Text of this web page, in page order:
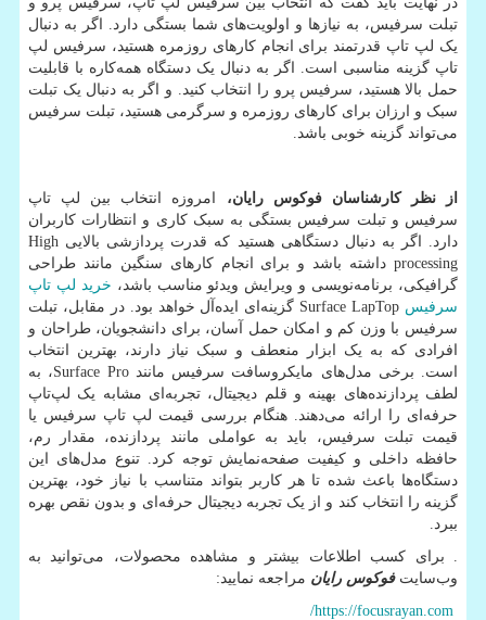
تبلت سرفیس، به نیازها و اولویت‌های شما بستگی دارد. اگر به دنبال
یک لپ تاپ قدرتمند برای انجام کارهای روزمره هستید، سرفیس لپ
تاپ گزینه مناسبی است. اگر به دنبال یک دستگاه همه‌کاره با قابلیت
حمل بالا هستید، سرفیس پرو را انتخاب کنید. و اگر به دنبال یک تبلت
سبک و ارزان برای کارهای روزمره و سرگرمی هستید، تبلت سرفیس
می‌تواند گزینه خوبی باشد.
از نظر کارشناسان فوکوس رایان،
امروزه انتخاب بین لپ تاپ
سرفیس و تبلت سرفیس بستگی به سبک کاری و انتظارات کاربران
دارد. اگر به دنبال دستگاهی هستید که قدرت پردازشی بالایی High
processing داشته باشد و برای انجام کارهای سنگین مانند طراحی
گرافیکی، برنامه‌نویسی و ویرایش ویدئو مناسب باشد، خرید لپ تاپ
سرفیس Surface LapTop گزینه‌ای ایده‌آل خواهد بود. در مقابل، تبلت
سرفیس با وزن کم و امکان حمل آسان، برای دانشجویان، طراحان و
افرادی که به یک ابزار منعطف و سبک نیاز دارند، بهترین انتخاب
است. برخی مدل‌های مایکروسافت سرفیس مانندSurface Pro، به
لطف پردازنده‌های بهینه و قلم دیجیتال، تجربه‌ای مشابه یک لپ‌تاپ
حرفه‌ای را ارائه می‌دهند. هنگام بررسی قیمت لپ تاپ سرفیس یا
قیمت تبلت سرفیس، باید به عواملی مانند پردازنده، مقدار رم،
حافظه داخلی و کیفیت صفحه‌نمایش توجه کرد. تنوع مدل‌های این
دستگاه‌ها باعث شده تا هر کاربر بتواند متناسب با نیاز خود، بهترین
گزینه را انتخاب کند و از یک تجربه دیجیتال حرفه‌ای و بدون نقص بهره
ببرد.
. برای کسب اطلاعات بیشتر و مشاهده محصولات، می‌توانید به
وب‌سایتفوکوس رایان مراجعه نمایید:
https://focusrayan.com
/